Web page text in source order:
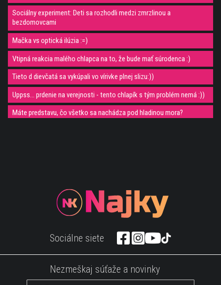
Sociálny experiment: Deti sa rozhodli medzi zmrzlinou a
bezdomovcami
Mačka vs optická ilúzia :=)
Vtipná reakcia malého chlapca na to, že bude mať súrodenca :)
Tieto d dievčatá sa vykúpali vo vírivke plnej slizu:))
Uppss... prdenie na verejnosti - tento chlapík s tým problém nemá :))
Máte predstavu, čo všetko sa nachádza pod hladinou mora?
Zvuk potrebný! Takýto orchester si ešte nepočul :)
Mačka bola prekvapená s nového strihu jej kamaráta
Tanečné vystúpenie, ake nemá v talent show obdobu
Svetový rekord v hraní na banjo :)
Sociálne siete
Nezmeškaj súťaže a novinky